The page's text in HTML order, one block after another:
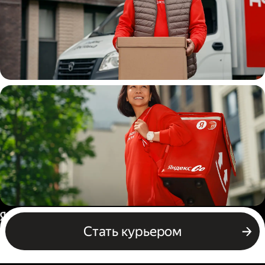
Водитель
грузовой машины
Пеший курьер
Стать курьером
Россия
Бизнесу